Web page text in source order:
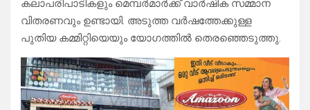
കലാപരിപാടികളും മെമ്പർമാർക്ക് വാർഷിക സമ്മാന
വിതരണവും ഉണ്ടായി. അടുത്ത വർഷത്തേക്കുള്ള
പുതിയ കമ്മിറ്റിയെയും യോഗത്തിൽ തെരഞ്ഞെടുത്തു.